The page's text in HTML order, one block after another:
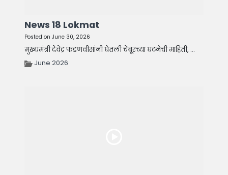
News 18 Lokmat
Posted on June 30, 2026
मुख्यमंत्री देवेंद्र फडणवीसांनी घेतली चेंबूरच्या घटनेची माहिती, ...
June 2026